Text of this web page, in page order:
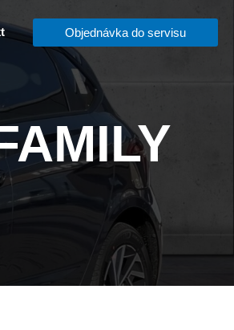
Objednávka do servisu